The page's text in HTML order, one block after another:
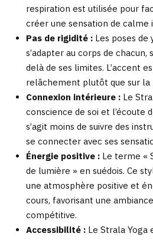
respiration est utilisée pour
créer une sensation de calme
Pas de rigidité : Les poses de
s’adapter au corps de
delà de ses limites. L’accent
relâchement plutôt que sur la
Connexion intérieure : Le
conscience de soi et l’écoute
s’agit moins de suivre des
se connecter avec ses
Énergie positive : Le terme «
de lumière » en suédois. Ce
une atmosphère positive et
cours, favorisant une
compétitive.
Accessibilité : Le Strala Yoga